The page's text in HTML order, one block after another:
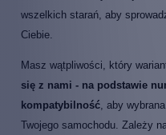
wszelkich starań, aby
Ciebie.
Masz wątpliwości, który
się z nami - na podstawie
kompatybilność, aby
Twojego samochodu. Zależy